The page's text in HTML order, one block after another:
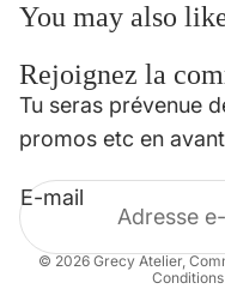
You may also
Rejoignez la
Tu seras prévenue
promos etc en
E-mail
© 2026 Grecy Atelier,
Politique de
Politique de
Mentions légales